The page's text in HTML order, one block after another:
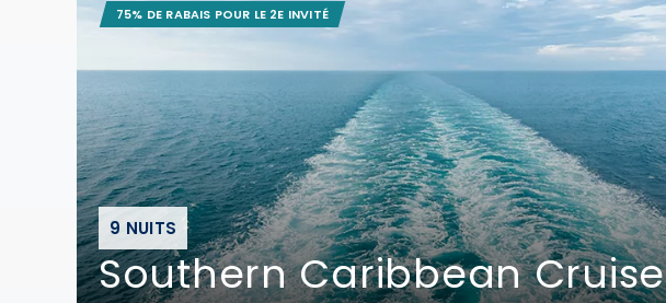
9 NUITS
Southern Caribbean Cruise
75% DE RABAIS POUR LE 2E INVITÉ